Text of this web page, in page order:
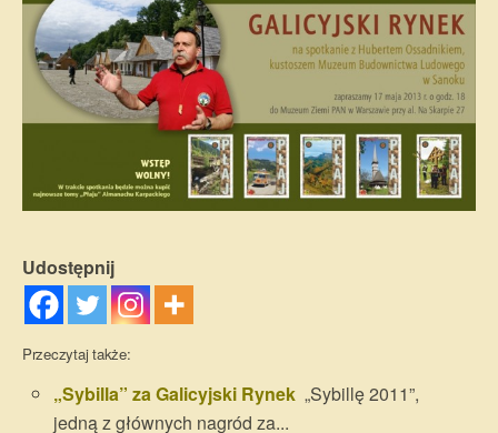
Udostępnij
Przeczytaj także:
„Sybilla” za Galicyjski Rynek „Sybillę 2011”,
jedną z głównych nagród za...